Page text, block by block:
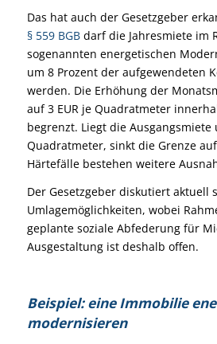
Das hat auch der Gesetzgeber
§ 559 BGBdarf die Jahresmiete im
sogenannten energetischen
um 8 Prozent der aufgewendeten
werden. Die Erhöhung der
auf 3 EUR je Quadratmeter
begrenzt. Liegt die Ausgangsmiete
Quadratmeter, sinkt die Grenze auf
Härtefälle bestehen weitere
Der Gesetzgeber diskutiert aktuell
Umlagemöglichkeiten, wobei
geplante soziale Abfederung für
Ausgestaltung ist deshalb offen.
Beispiel: eine Immobilie
modernisieren